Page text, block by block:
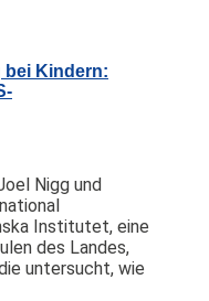
Kindern:
Nigg und
Institutet, eine
des Landes,
untersucht, wie